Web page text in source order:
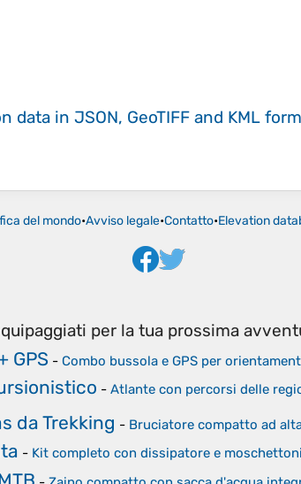
data in JSON, GeoTIFF and KML
del mondo•Avviso legale•Contatto•Elevation
per la tua prossima
GPS - Combo bussola e GPS per
- Atlante con percorsi delle
da Trekking - Bruciatore compatto ad
- Kit completo con dissipatore e